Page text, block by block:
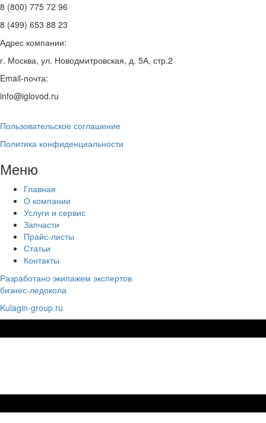
8 (800) 775 72 96
8 (499) 653 88 23
Адрес компании:
г. Москва, ул. Новодмитровская, д. 5А, стр.2
Email-почта:
info@iglovod.ru
Пользовательское соглашение
Политика конфиденциальности
Меню
Главная
О компании
Услуги и сервис
Запчасти
Прайс-листы
Статьи
Контакты
Разработано экипажем экспертов
бизнес-ледокола
Kulagin-group.ru